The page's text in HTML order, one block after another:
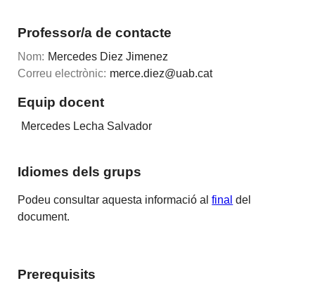
Professor/a de contacte
Nom: Mercedes Diez Jimenez
Correu electrònic: merce.diez@uab.cat
Equip docent
Mercedes Lecha Salvador
Idiomes dels grups
Podeu consultar aquesta informació alfinal del
document.
Prerequisits